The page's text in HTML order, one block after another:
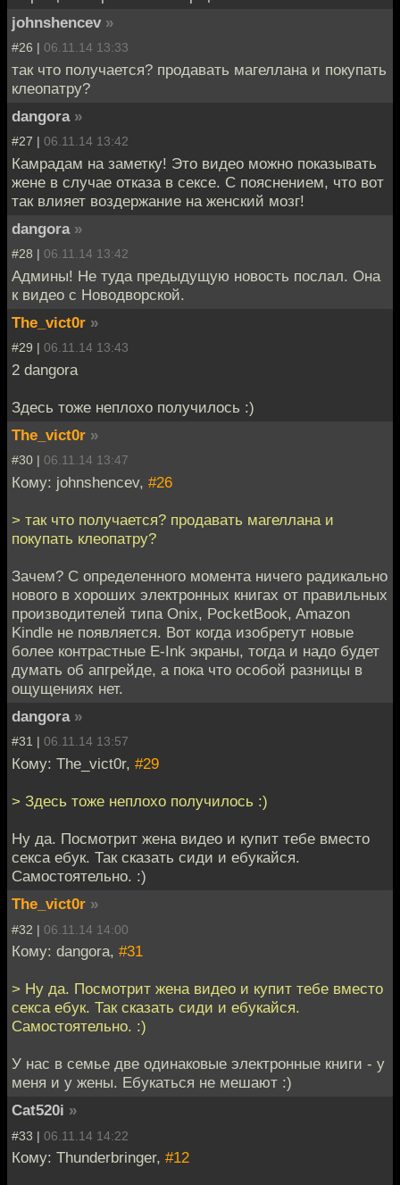
johnshencev »
#26 | 06.11.14 13:33
так что получается? продавать магеллана и покупать
клеопатру?
dangora »
#27 | 06.11.14 13:42
Камрадам на заметку! Это видео можно показывать
жене в случае отказа в сексе. С пояснением, что вот
так влияет воздержание на женский мозг!
dangora »
#28 | 06.11.14 13:42
Админы! Не туда предыдущую новость послал. Она
к видео с Новодворской.
The_vict0r »
#29 | 06.11.14 13:43
2 dangora
Здесь тоже неплохо получилось :)
The_vict0r »
#30 | 06.11.14 13:47
Кому: johnshencev, #26
> так что получается? продавать магеллана и
покупать клеопатру?
Зачем? С определенного момента ничего радикально
нового в хороших электронных книгах от правильных
производителей типа Onix, PocketBook, Amazon
Kindle не появляется. Вот когда изобретут новые
более контрастные E-Ink экраны, тогда и надо будет
думать об апгрейде, а пока что особой разницы в
ощущениях нет.
dangora »
#31 | 06.11.14 13:57
Кому: The_vict0r, #29
> Здесь тоже неплохо получилось :)
Ну да. Посмотрит жена видео и купит тебе вместо
секса ебук. Так сказать сиди и ебукайся.
Самостоятельно. :)
The_vict0r »
#32 | 06.11.14 14:00
Кому: dangora, #31
> Ну да. Посмотрит жена видео и купит тебе вместо
секса ебук. Так сказать сиди и ебукайся.
Самостоятельно. :)
У нас в семье две одинаковые электронные книги - у
меня и у жены. Ебукаться не мешают :)
Cat520i »
#33 | 06.11.14 14:22
Кому: Thunderbringer, #12